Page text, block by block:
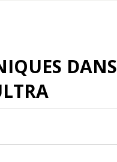
DANS